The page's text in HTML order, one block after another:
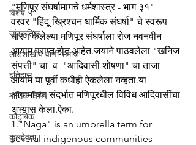
विशेष ५
सांस्कृतिक
लाडशाखीय वाणी समाज
इतिहास
मासिक विशेष
कौटुंबिक
कुलदेवता
"मणिपूर संघर्षामागचे धर्मशास्त्र - भाग ३१"
वरवर "हिंदू-ख्रिश्चन धार्मिक संघर्षा" चे स्वरूप
धारण केलेल्या मणिपूर संघर्षाला रोज नवनवीन
आयाम प्राप्त होत आहेत.जयाने पाठवलेला "खनिज
संपत्ती" चा  व  "आदिवासी शोषणा" चा ताजा
आयाम या पूर्वी कधीही ऐकलेला नव्हता.या
आयामाच्या संदर्भात मणिपूरधील विविध आदिवासींचा
अभ्यास केला.ऐका.
1."Naga" is an umbrella term for
several indigenous communities